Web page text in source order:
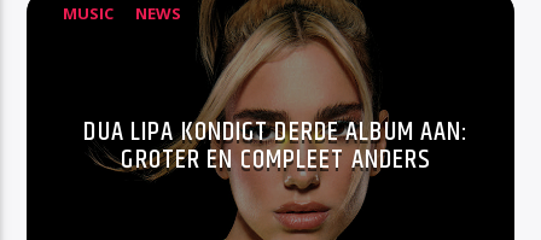
MUSIC NEWS
DUA LIPA KONDIGT DERDE ALBUM AAN:
GROTER EN COMPLEET ANDERS